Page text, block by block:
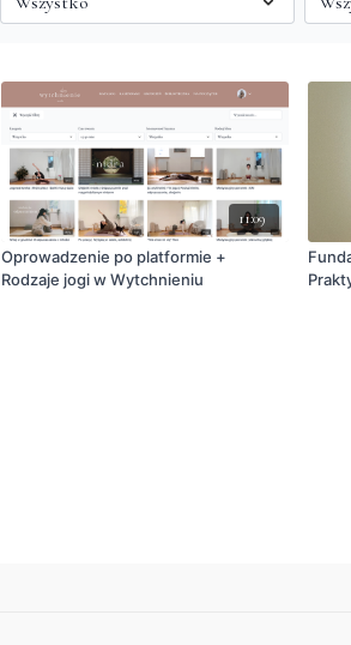
11:09
Oprowadzenie po platformie +
Rodzaje jogi w Wytchnieniu